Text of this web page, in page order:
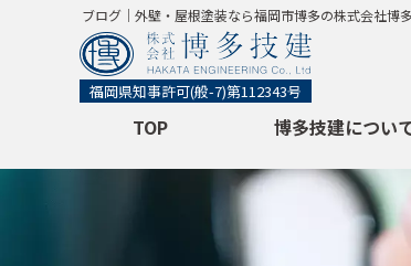
ブログ｜外壁・屋根塗装なら福岡市博多の株式会社博
福岡県知事許可(般-7)第112343号
TOP 博多技建につい
初めての方へ
会社概要